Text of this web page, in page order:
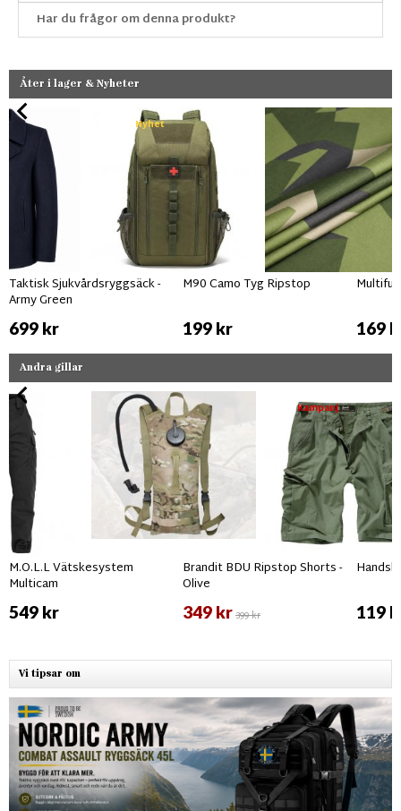
Har du frågor om denna produkt?
Åter i lager & Nyheter
Nyhet
Taktisk Sjukvårdsryggsäck -
Army Green
699 kr
M90 Camo Tyg Ripstop
199 kr 169
Andra gillar
M.O.L.L Vätskesystem
Multicam
549 kr
Kampanj
Brandit BDU Ripstop Shorts -
Olive
349 kr399 kr 119
Vi tipsar om